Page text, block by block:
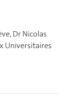
Dr Nicolas
Universitaires